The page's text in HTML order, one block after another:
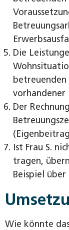
Die
Der
Ist Frau S.
tragen,
Beispiel
Wie könnte